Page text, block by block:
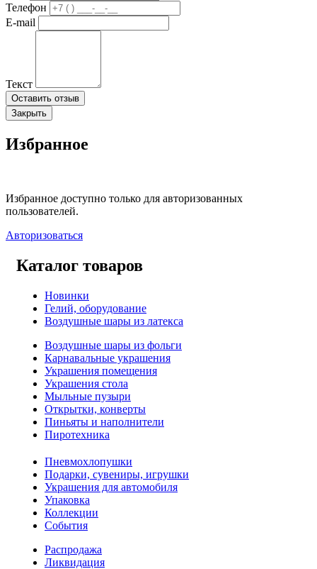
Телефон
E-mail
Текст
Оставить отзыв
Закрыть
Избранное
Избранное доступно только для авторизованных
пользователей.
Авторизоваться
Каталог товаров
Новинки
Гелий, оборудование
Воздушные шары из латекса
Воздушные шары из фольги
Карнавальные украшения
Украшения помещения
Украшения стола
Мыльные пузыри
Открытки, конверты
Пиньяты и наполнители
Пиротехника
Пневмохлопушки
Подарки, сувениры, игрушки
Украшения для автомобиля
Упаковка
Коллекции
События
Распродажа
Ликвидация